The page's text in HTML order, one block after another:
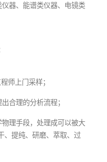
器、能谱类仪器、电镜类
师上门采样；
合理的分析流程；
理手段，处理成可以被大
、提纯、研磨、萃取、过